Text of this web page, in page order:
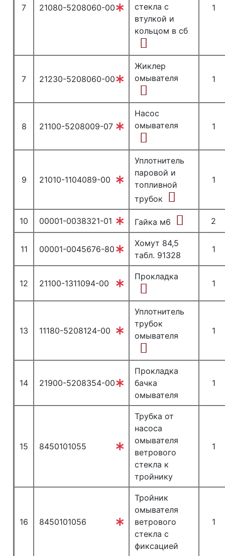
7 21080-5208060-00
стекла с
втулкой и
кольцом в сб
1
7 21230-5208060-00
Жиклер
омывателя
1
8 21100-5208009-07
Насос
омывателя
1
9 21010-1104089-00
Уплотнитель
паровой и
топливной
трубок
1
10 00001-0038321-01 Гайка м6 2
11 00001-0045676-80
Хомут 84,5
табл. 91328
1
12 21100-1311094-00
Прокладка
1
13 11180-5208124-00
Уплотнитель
трубок
омывателя
1
14 21900-5208354-00
Прокладка
бачка
омывателя
1
15 8450101055
Трубка от
насоса
омывателя
ветрового
стекла к
тройнику
1
16 8450101056
Тройник
омывателя
ветрового
стекла с
фиксацией
1